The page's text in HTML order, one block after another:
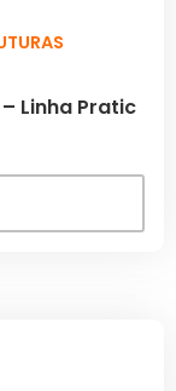
Linha Pratic